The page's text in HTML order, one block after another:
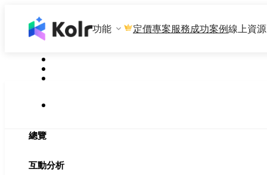
功能 定價專案服務成功案例線上資源
總覽
互動分析